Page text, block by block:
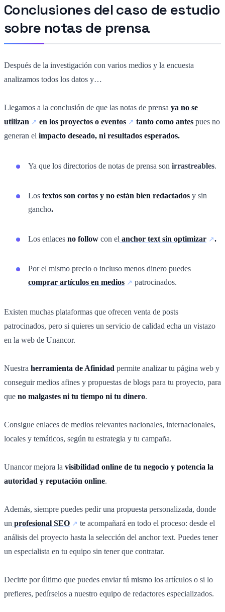
Conclusiones del caso de estudio
sobre notas de prensa
Después de la investigación con varios medios y la encuesta
analizamos todos los datos y…
Llegamos a la conclusión de que las notas de prensa ya no se
utilizan
en los proyectos o eventos tanto como antes pues no
generan el impacto deseado, ni resultados esperados.
Ya que los directorios de notas de prensa son irrastreables.
Los textos son cortos y no están bien redactados y sin
gancho.
Los enlaces no follow con el anchor text sin optimizar .
Por el mismo precio o incluso menos dinero puedes
comprar artículos en medios
patrocinados.
Existen muchas plataformas que ofrecen venta de posts
patrocinados, pero si quieres un servicio de calidad echa un vistazo
en la web de Unancor.
Nuestra herramienta de Afinidad permite analizar tu página web y
conseguir medios afines y propuestas de blogs para tu proyecto, para
que no malgastes ni tu tiempo ni tu dinero.
Consigue enlaces de medios relevantes nacionales, internacionales,
locales y temáticos, según tu estrategia y tu campaña.
Unancor mejora la visibilidad online de tu negocio y potencia la
autoridad y reputación online.
Además, siempre puedes pedir una propuesta personalizada, donde
un profesional SEO
te acompañará en todo el proceso: desde el
análisis del proyecto hasta la selección del anchor text. Puedes tener
un especialista en tu equipo sin tener que contratar.
Decirte por último que puedes enviar tú mismo los artículos o si lo
prefieres, pedírselos a nuestro equipo de redactores especializados.